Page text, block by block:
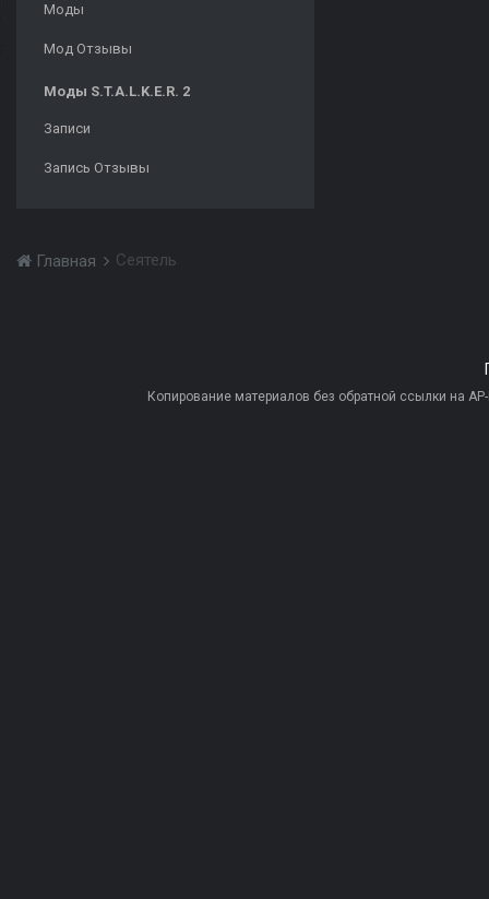
Моды
Мод Отзывы
Моды S.T.A.L.K.E.R. 2
Записи
Запись Отзывы
Главная Сеятель
Копирование материалов без обратной ссылки на